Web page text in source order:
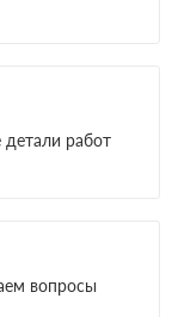
детали работ
вопросы